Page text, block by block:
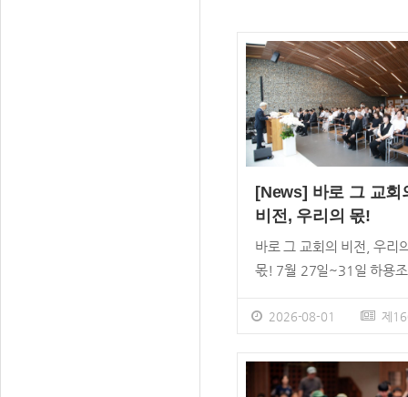
[News] 바로 그 교회
비전, 우리의 몫!
바로 그 교회의 비전, 우리
몫! 7월 27일~31일 하용
새벽기도회 생전 설교 영상
누리교회가 하용조 목사 소
15주기를 보냈다. 지난 7
2026-08-01 제